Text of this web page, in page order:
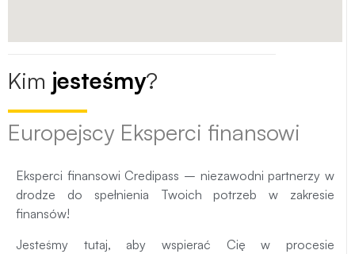
Kim jesteśmy?
Europejscy Eksperci finansowi
Eksperci finansowi Credipass – niezawodni partnerzy w
drodze do spełnienia Twoich potrzeb w zakresie
finansów!
Jesteśmy tutaj, aby wspierać Cię w procesie